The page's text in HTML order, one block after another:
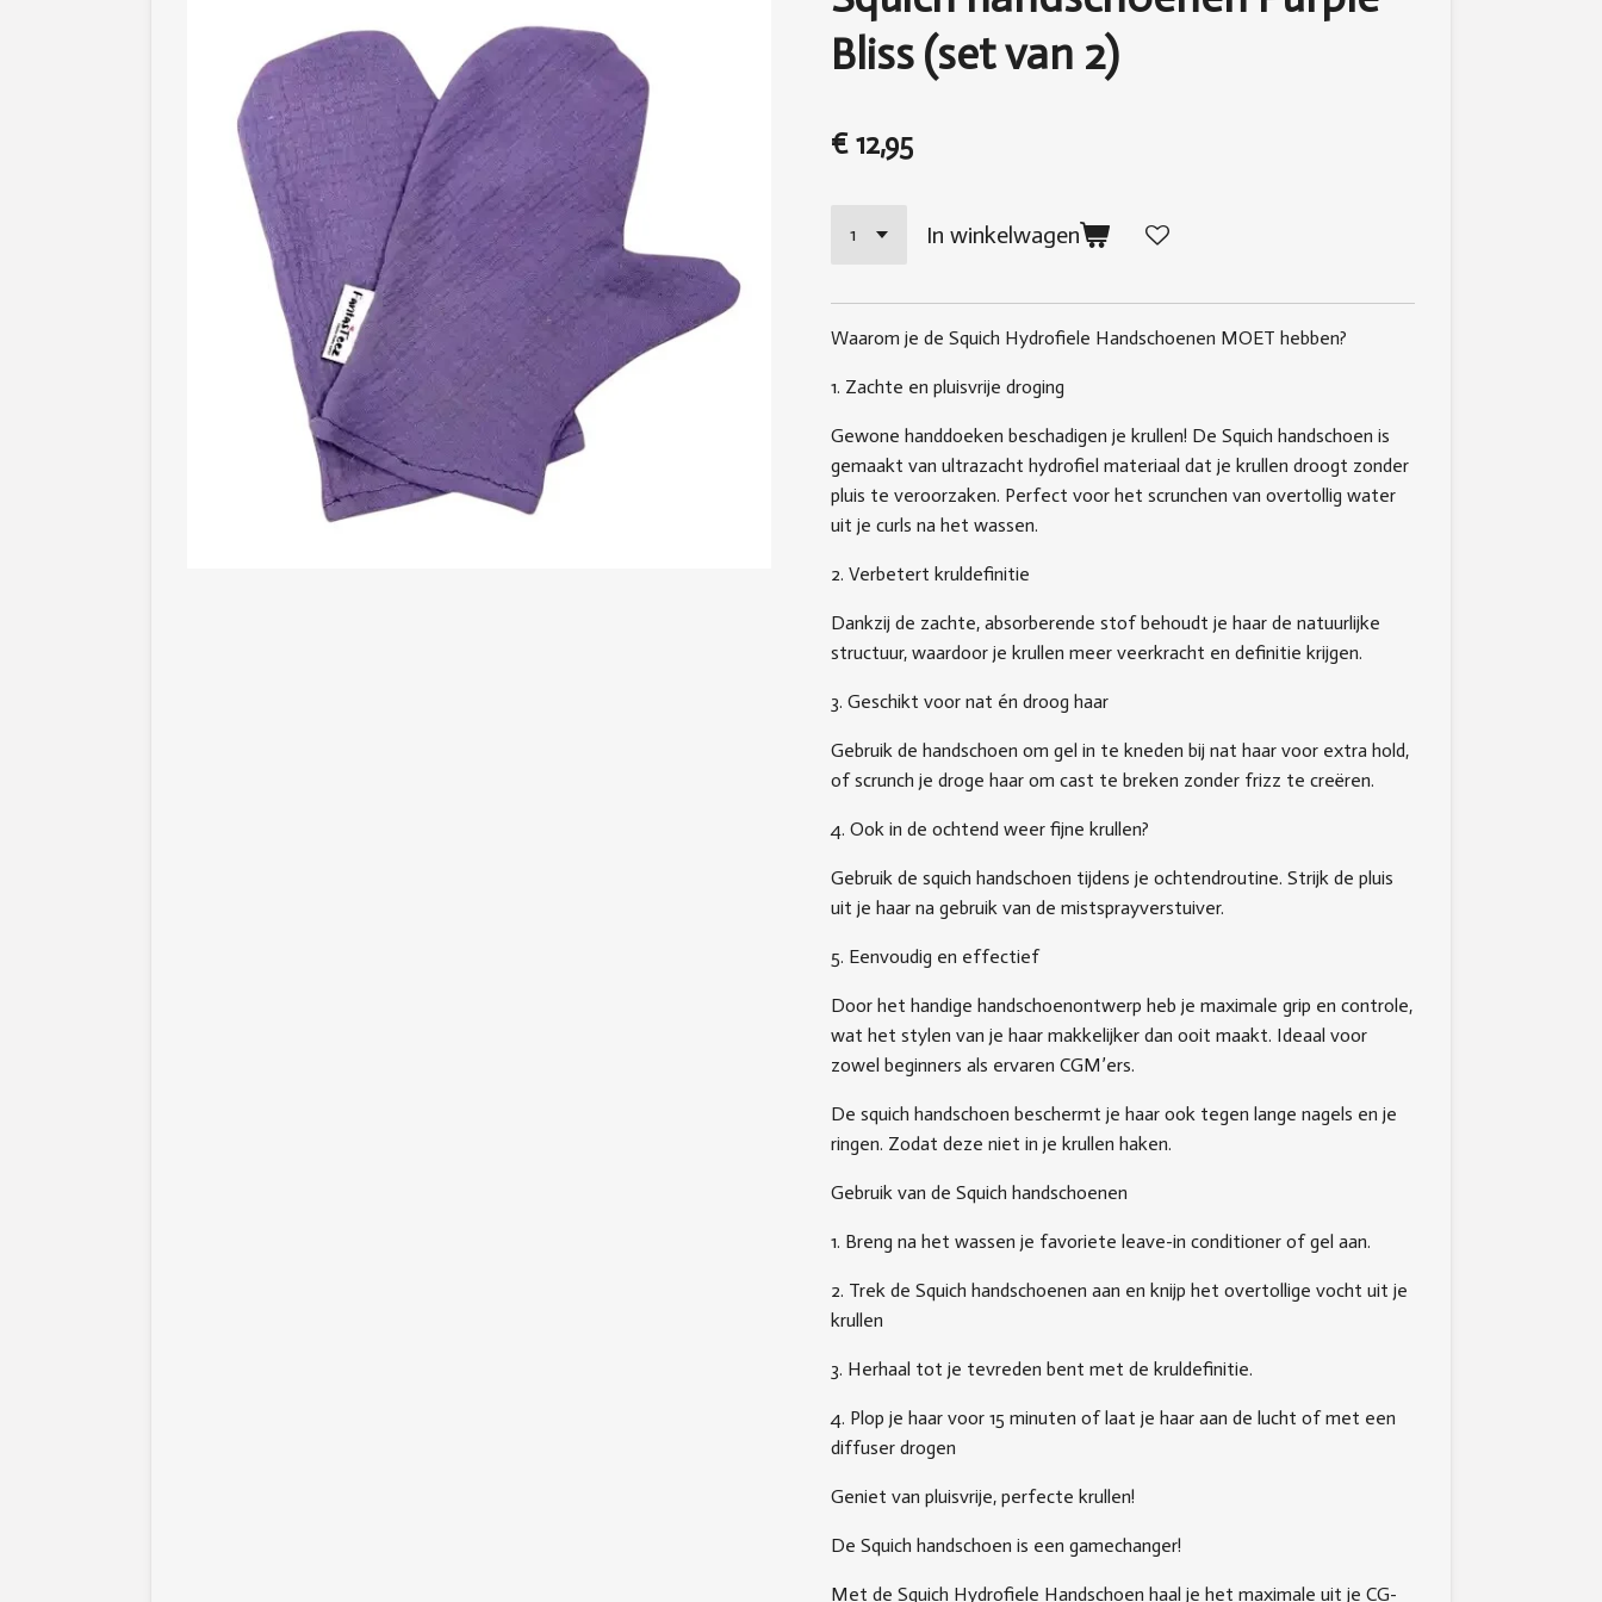
Bliss (set van 2)
€ 12,95
In winkelwagen
Waarom je de Squich Hydrofiele Handschoenen MOET hebben?
1. Zachte en pluisvrije droging
Gewone handdoeken beschadigen je krullen! De Squich handschoen is
gemaakt van ultrazacht hydrofiel materiaal dat je krullen droogt zonder
pluis te veroorzaken. Perfect voor het scrunchen van overtollig water
uit je curls na het wassen.
2. Verbetert kruldefinitie
Dankzij de zachte, absorberende stof behoudt je haar de natuurlijke
structuur, waardoor je krullen meer veerkracht en definitie krijgen.
3. Geschikt voor nat én droog haar
Gebruik de handschoen om gel in te kneden bij nat haar voor extra hold,
of scrunch je droge haar om cast te breken zonder frizz te creëren.
4. Ook in de ochtend weer fijne krullen?
Gebruik de squich handschoen tijdens je ochtendroutine. Strijk de pluis
uit je haar na gebruik van de mistsprayverstuiver.
5. Eenvoudig en effectief
Door het handige handschoenontwerp heb je maximale grip en controle,
wat het stylen van je haar makkelijker dan ooit maakt. Ideaal voor
zowel beginners als ervaren CGM’ers.
De squich handschoen beschermt je haar ook tegen lange nagels en je
ringen. Zodat deze niet in je krullen haken.
Gebruik van de Squich handschoenen
1. Breng na het wassen je favoriete leave-in conditioner of gel aan.
2. Trek de Squich handschoenen aan en knijp het overtollige vocht uit je
krullen
3. Herhaal tot je tevreden bent met de kruldefinitie.
4. Plop je haar voor 15 minuten of laat je haar aan de lucht of met een
diffuser drogen
Geniet van pluisvrije, perfecte krullen!
De Squich handschoen is een gamechanger!
Met de Squich Hydrofiele Handschoen haal je het maximale uit je CG-